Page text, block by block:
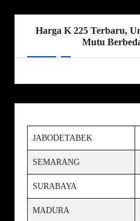
Harga K 225 Terbaru,
Mutu
JABODETABEK
SEMARANG
SURABAYA
MADURA